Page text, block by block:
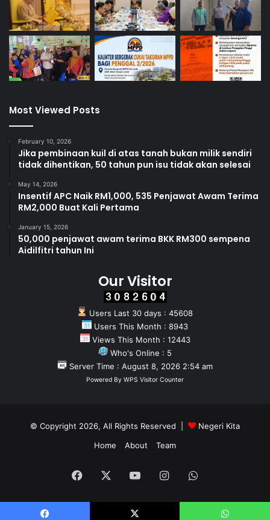
Most Viewed Posts
February 10, 2026
Jika pembinaan kuil di atas tanah bukan milik sendiri
tidak dihentikan, 50 tahun pun isu tidak akan selesai
May 14, 2026
Insentif APC Naik RM1,000, 535 Penjawat Awam Terima
RM2,000 Buat Kali Pertama
January 15, 2026
50,000 penjawat awam terima BKK RM300 sempena
Aidilfitri tahun Ini
Our Visitor
Users Last 30 days : 45608
Users This Month : 8943
Views This Month : 12443
Who's Online : 5
Server Time : August 8, 2026 2:54 am
Powered By WPS Visitor Counter
© Copyright 2026, All Rights Reserved |
Negeri Kita
Home
About Team
Facebook YouTubeInstagramWhatsApp